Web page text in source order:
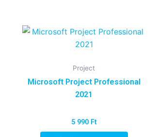
Project
Microsoft Project Professional
2021
5 990 Ft